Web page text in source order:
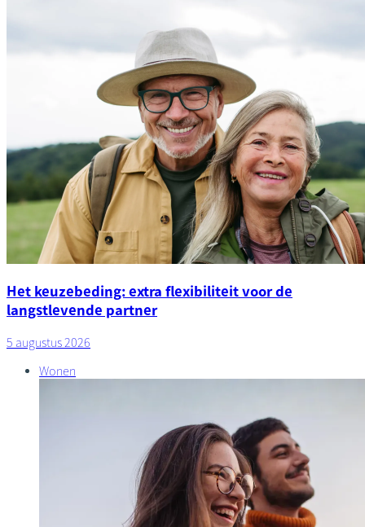
Het keuzebeding: extra flexibiliteit voor de
langstlevende partner
5 augustus 2026
Wonen